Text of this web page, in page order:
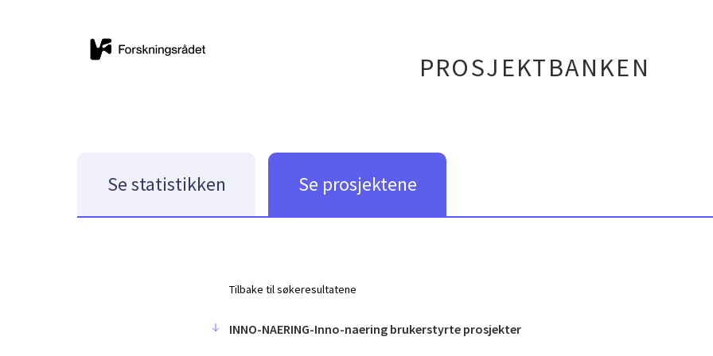
PROSJEKTBANKEN
Se statistikken Se prosjektene
Tilbake til søkeresultatene
INNO-NAERING-Inno-naering brukerstyrte prosjekter